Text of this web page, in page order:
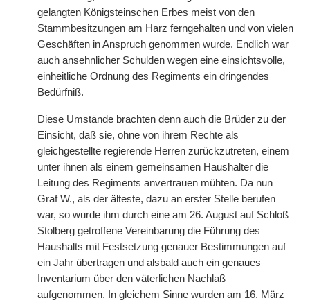
gelangten Königsteinschen Erbes meist von den
Stammbesitzungen am Harz ferngehalten und von vielen
Geschäften in Anspruch genommen wurde. Endlich war
auch ansehnlicher Schulden wegen eine einsichtsvolle,
einheitliche Ordnung des Regiments ein dringendes
Bedürfniß.
Diese Umstände brachten denn auch die Brüder zu der
Einsicht, daß sie, ohne von ihrem Rechte als
gleichgestellte regierende Herren zurückzutreten, einem
unter ihnen als einem gemeinsamen Haushalter die
Leitung des Regiments anvertrauen mühten. Da nun
Graf W., als der älteste, dazu an erster Stelle berufen
war, so wurde ihm durch eine am 26. August auf Schloß
Stolberg getroffene Vereinbarung die Führung des
Haushalts mit Festsetzung genauer Bestimmungen auf
ein Jahr übertragen und alsbald auch ein genaues
Inventarium über den väterlichen Nachlaß
aufgenommen. In gleichem Sinne wurden am 16. März